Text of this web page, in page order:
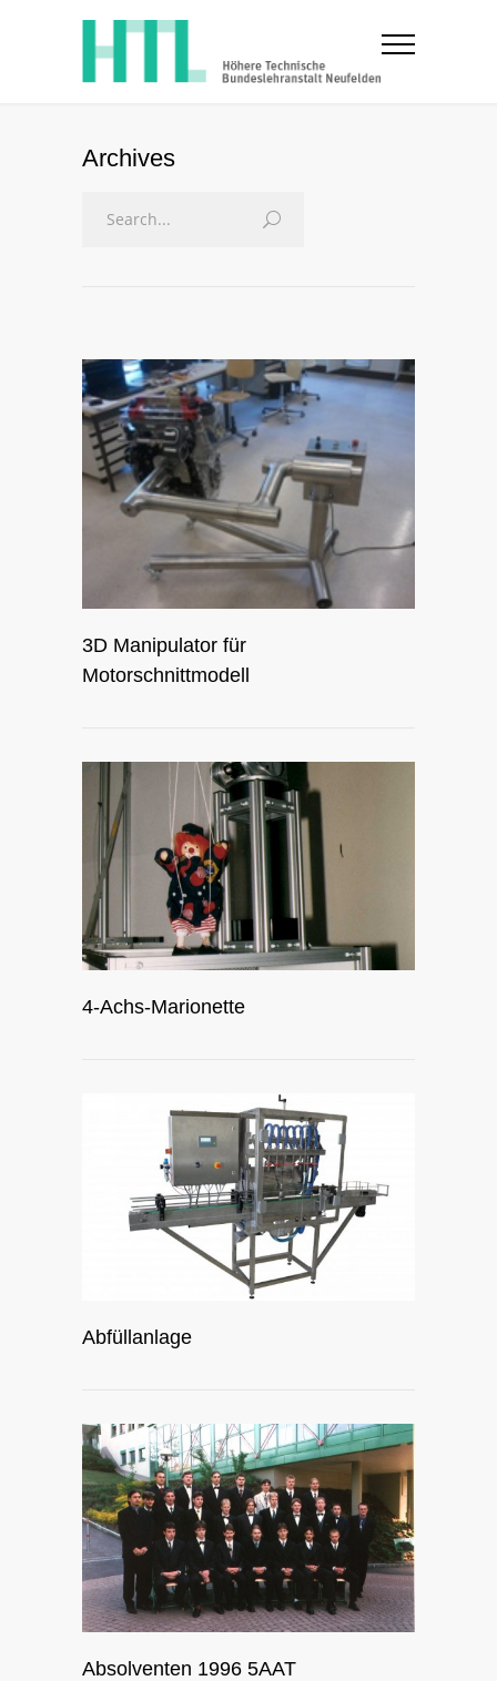
Archives
3D Manipulator für
Motorschnittmodell
4-Achs-Marionette
Abfüllanlage
Absolventen 1996 5AAT